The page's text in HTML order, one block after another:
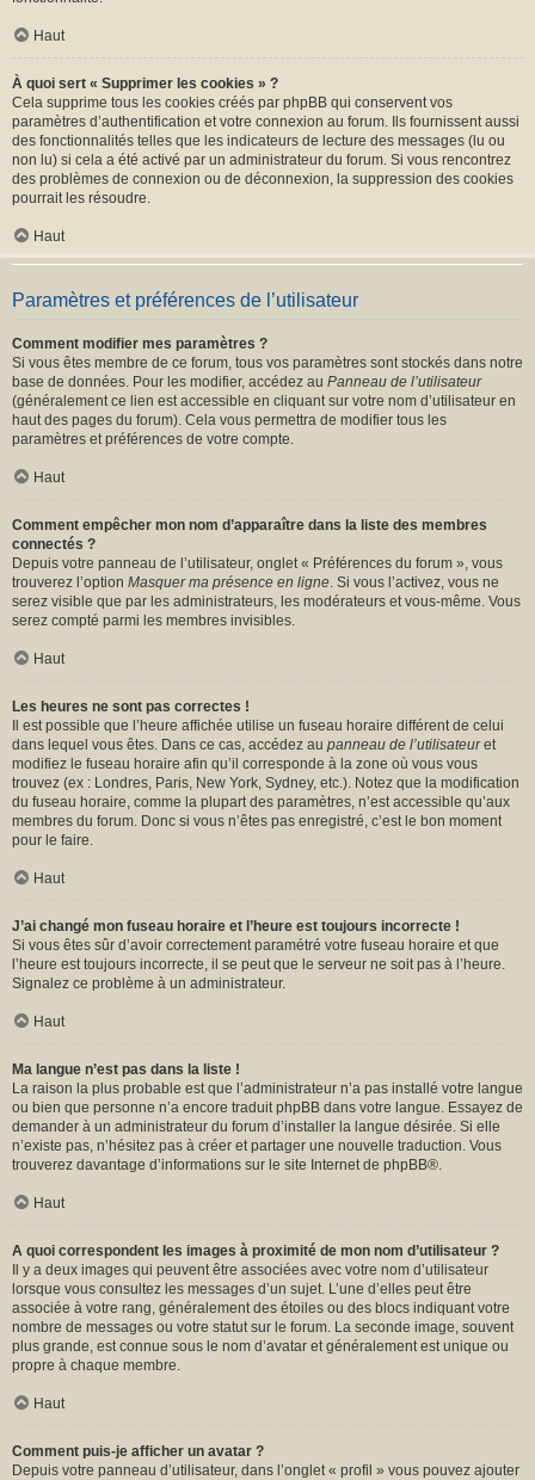
Haut
À quoi sert « Supprimer les cookies » ?
Cela supprime tous les cookies créés par phpBB qui conservent vos
paramètres d’authentification et votre connexion au forum. Ils fournissent aussi
des fonctionnalités telles que les indicateurs de lecture des messages (lu ou
non lu) si cela a été activé par un administrateur du forum. Si vous rencontrez
des problèmes de connexion ou de déconnexion, la suppression des cookies
pourrait les résoudre.
Haut
Paramètres et préférences de l’utilisateur
Comment modifier mes paramètres ?
Si vous êtes membre de ce forum, tous vos paramètres sont stockés dans notre
base de données. Pour les modifier, accédez au Panneau de l’utilisateur
(généralement ce lien est accessible en cliquant sur votre nom d’utilisateur en
haut des pages du forum). Cela vous permettra de modifier tous les
paramètres et préférences de votre compte.
Haut
Comment empêcher mon nom d’apparaître dans la liste des membres
connectés ?
Depuis votre panneau de l’utilisateur, onglet « Préférences du forum », vous
trouverez l’option Masquer ma présence en ligne. Si vous l’activez, vous ne
serez visible que par les administrateurs, les modérateurs et vous-même. Vous
serez compté parmi les membres invisibles.
Haut
Les heures ne sont pas correctes !
Il est possible que l’heure affichée utilise un fuseau horaire différent de celui
dans lequel vous êtes. Dans ce cas, accédez au panneau de l’utilisateuret
modifiez le fuseau horaire afin qu’il corresponde à la zone où vous vous
trouvez (ex : Londres, Paris, New York, Sydney, etc.). Notez que la modification
du fuseau horaire, comme la plupart des paramètres, n’est accessible qu’aux
membres du forum. Donc si vous n’êtes pas enregistré, c’est le bon moment
pour le faire.
Haut
J’ai changé mon fuseau horaire et l’heure est toujours incorrecte !
Si vous êtes sûr d’avoir correctement paramétré votre fuseau horaire et que
l’heure est toujours incorrecte, il se peut que le serveur ne soit pas à l’heure.
Signalez ce problème à un administrateur.
Haut
Ma langue n’est pas dans la liste !
La raison la plus probable est que l’administrateur n’a pas installé votre langue
ou bien que personne n’a encore traduit phpBB dans votre langue. Essayez de
demander à un administrateur du forum d’installer la langue désirée. Si elle
n’existe pas, n’hésitez pas à créer et partager une nouvelle traduction. Vous
trouverez davantage d’informations sur le site Internet de phpBB®.
Haut
A quoi correspondent les images à proximité de mon nom d’utilisateur ?
Il y a deux images qui peuvent être associées avec votre nom d’utilisateur
lorsque vous consultez les messages d’un sujet. L’une d’elles peut être
associée à votre rang, généralement des étoiles ou des blocs indiquant votre
nombre de messages ou votre statut sur le forum. La seconde image, souvent
plus grande, est connue sous le nom d’avatar et généralement est unique ou
propre à chaque membre.
Haut
Comment puis-je afficher un avatar ?
Depuis votre panneau d’utilisateur, dans l’onglet « profil » vous pouvez ajouter